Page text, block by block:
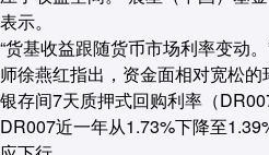
表示。
“货基收益跟随货币市场利率变动
师徐燕红指出，资金面相对宽松
银存间7天质押式回购利率（
DR007近一年从1.73%下降至